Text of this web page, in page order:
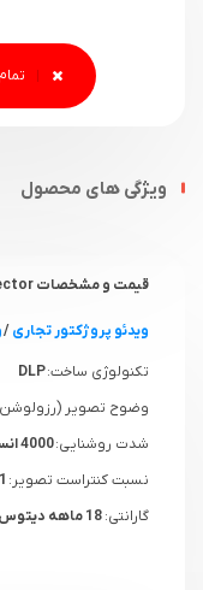
ویژگی های محصول
قیمت و مشخصات VIEWSONIC PJD7526W Projector
ویدئو پروژکتور تجاری/
تکنولوژی ساخت:DLP
وضوح تصویر
شدت روشنایی:4000 انسی لومن
نسبت کنتراست تصویر:
گارانتی: